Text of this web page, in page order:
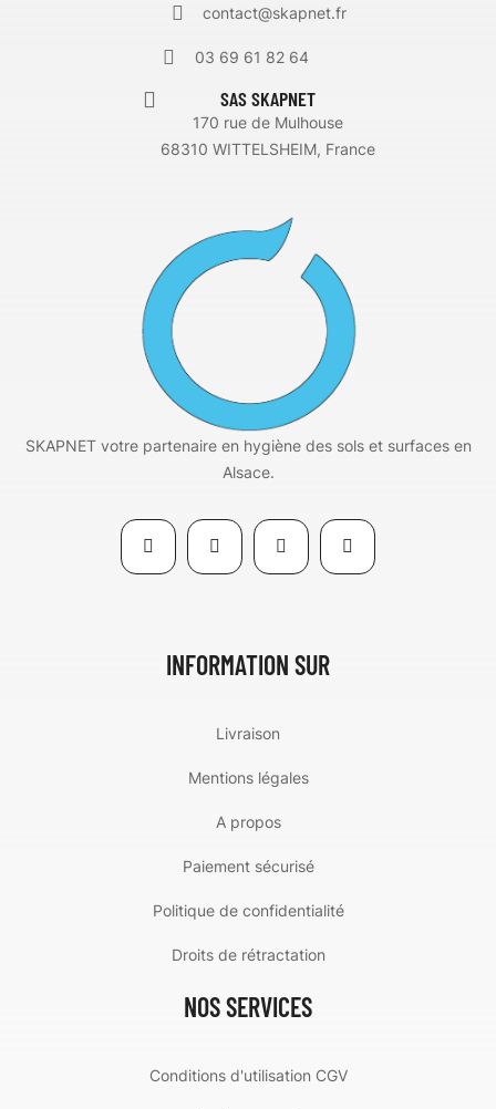
contact@skapnet.fr
03 69 61 82 64
SAS SKAPNET
170 rue de Mulhouse
68310 WITTELSHEIM, France
SKAPNET votre partenaire en hygiène des sols et surfaces en
Alsace.
INFORMATION SUR
Livraison
Mentions légales
A propos
Paiement sécurisé
Politique de confidentialité
Droits de rétractation
NOS SERVICES
Conditions d'utilisation CGV